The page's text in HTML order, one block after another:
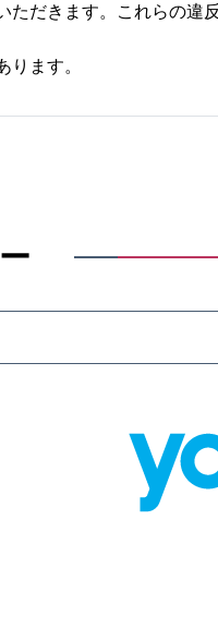
だきます。これらの違
ります。